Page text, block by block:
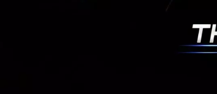
ที่น่าติดตามมาก
ซึ่
และเทคโนโลยี
สามารถทำให้มั
กันต่อไป การมีเ